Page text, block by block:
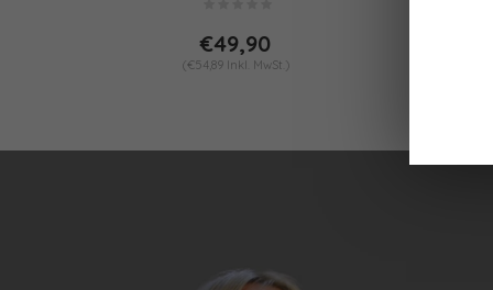
€49,90
(€54,89 Inkl. MwSt.)